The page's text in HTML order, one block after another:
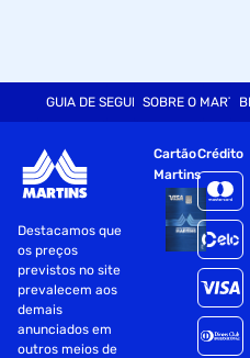
GUIA DE SEGURANÇASOBRE O MARTINS
Destacamos que
os preços
previstos no site
prevalecem aos
demais
anunciados em
outros meios de
Cartão
Martins
Crédito